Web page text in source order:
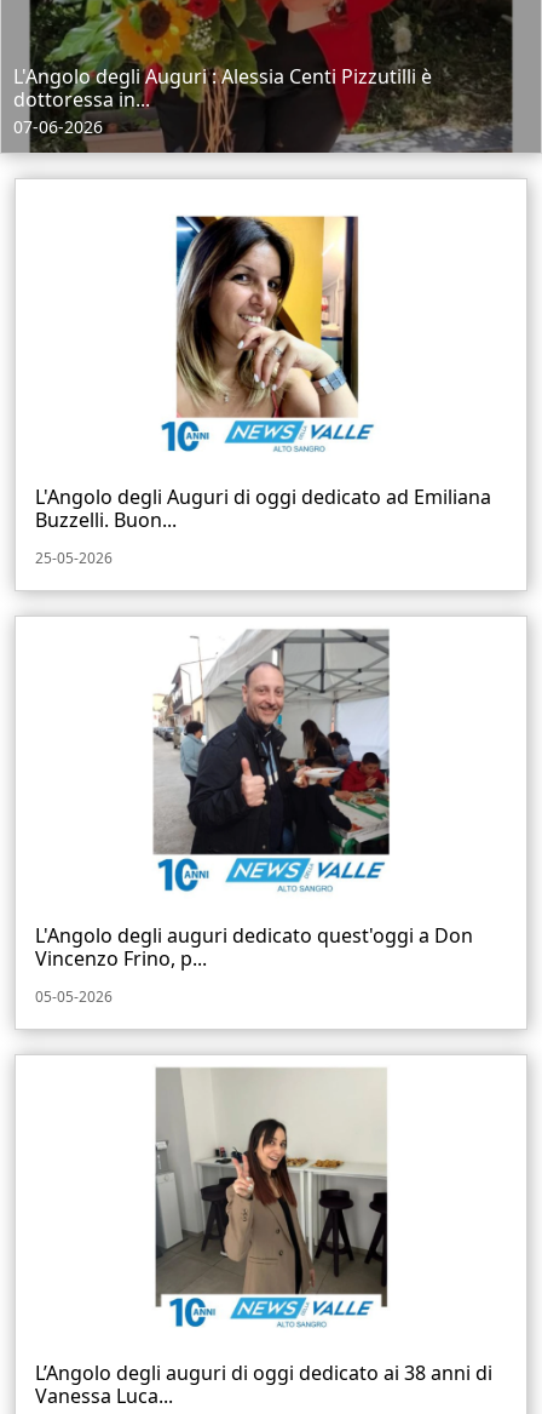
L'Angolo degli Auguri : Alessia Centi Pizzutilli è
dottoressa in...
07-06-2026
L'Angolo degli Auguri di oggi dedicato ad Emiliana
Buzzelli. Buon...
25-05-2026
L'Angolo degli auguri dedicato quest'oggi a Don
Vincenzo Frino, p...
05-05-2026
L’Angolo degli auguri di oggi dedicato ai 38 anni di
Vanessa Luca...